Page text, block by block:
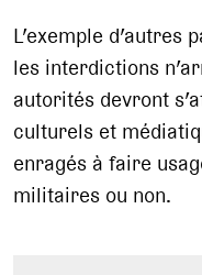
L’exemple
les interdictions
autorités devront
culturels et
enragés à faire
militaires ou non.